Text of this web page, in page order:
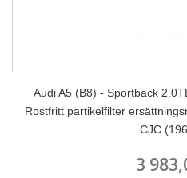
Audi A5 (B8) - Sportback
Rostfritt partikelfilter
CJC
3